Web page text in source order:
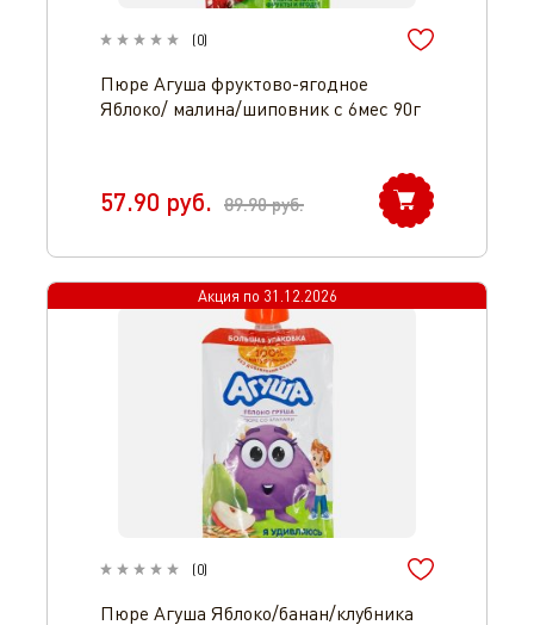
(0)
Пюре Агуша фруктово-ягодное
Яблоко/ малина/шиповник с 6мес 90г
57.90 руб. 89.90руб.
Акция по 31.12.2026
(0)
Пюре Агуша Яблоко/банан/клубника